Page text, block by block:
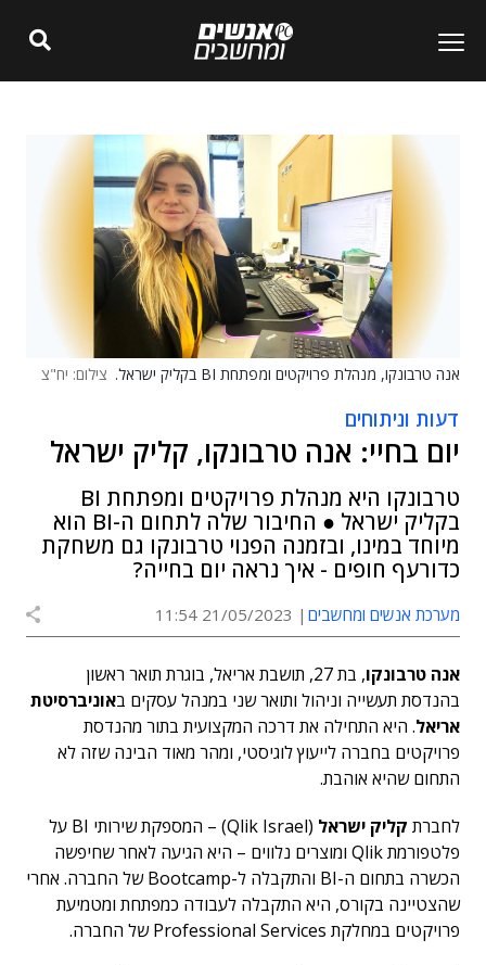
אנה טרבונקו, מנהלת פרויקטים ומפתחת BI בקליק ישראל. צילום: יח"צ
דעות וניתוחים
יום בחיי: אנה טרבונקו, קליק ישראל
טרבונקו היא מנהלת פרויקטים ומפתחת BI
בקליק ישראל ● החיבור שלה לתחום ה-BI הוא
מיוחד במינו, ובזמנה הפנוי טרבונקו גם משחקת
כדורעף חופים - איך נראה יום בחייה?
מערכת אנשים ומחשבים 21/05/2023 11:54
אנה טרבונקו
, בת 27, תושבת אריאל, בוגרת תואר ראשון
בהנדסת תעשייה וניהול ותואר שני במנהל עסקים באוניברסיטת
אריאל. היא התחילה את דרכה המקצועית בתור מהנדסת
פרויקטים בחברה לייעוץ לוגיסטי, ומהר מאוד הבינה שזה לא
התחום שהיא אוהבת.
לחברת קליק ישראל
(Qlik Israel) – המספקת שירותי BI על
פלטפורמת Qlik ומוצרים נלווים – היא הגיעה לאחר שחיפשה
הכשרה בתחום ה-BI והתקבלה ל-Bootcamp של החברה. אחרי
שהצטיינה בקורס, היא התקבלה לעבודה כמפתחת ומטמיעת
פרויקטים במחלקת Professional Services של החברה.